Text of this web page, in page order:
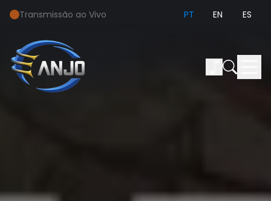
Transmissão ao Vivo PT EN ES